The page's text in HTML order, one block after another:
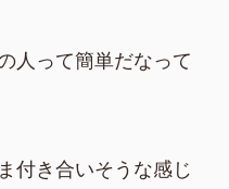
人って簡単だなって
付き合いそうな感じ